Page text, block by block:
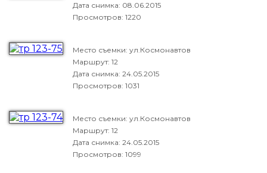
Дата снимка: 08.06.2015
Просмотров: 1220
Место съемки: ул.Космонавтов
Маршрут: 12
Дата снимка: 24.05.2015
Просмотров: 1031
Место съемки: ул.Космонавтов
Маршрут: 12
Дата снимка: 24.05.2015
Просмотров: 1099